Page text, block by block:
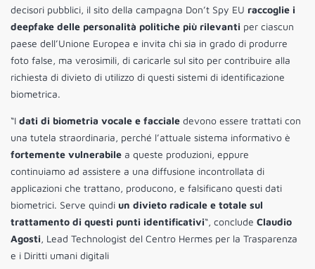
decisori pubblici, il sito della campagna Don’t Spy EU raccoglie i
deepfake delle personalità politiche più rilevanti per ciascun
paese dell’Unione Europea e invita chi sia in grado di produrre
foto false, ma verosimili, di caricarle sul sito per contribuire alla
richiesta di divieto di utilizzo di questi sistemi di identificazione
biometrica.
“I dati di biometria vocale e facciale devono essere trattati con
una tutela straordinaria, perché l’attuale sistema informativo è
fortemente vulnerabile a queste produzioni, eppure
continuiamo ad assistere a una diffusione incontrollata di
applicazioni che trattano, producono, e falsificano questi dati
biometrici. Serve quindi un divieto radicale e totale sul
trattamento di questi punti identificativi“, conclude Claudio
Agosti, Lead Technologist del Centro Hermes per la Trasparenza
e i Diritti umani digitali